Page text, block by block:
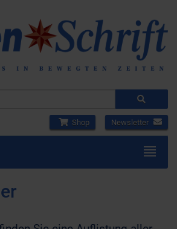
Shop Newsletter